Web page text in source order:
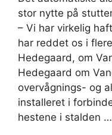
stor nytte på
– Vi har virkelig
har reddet os i
Hedegaard, om
Hedegaard om
overvågnings- og
installeret i
hestene i stalden …